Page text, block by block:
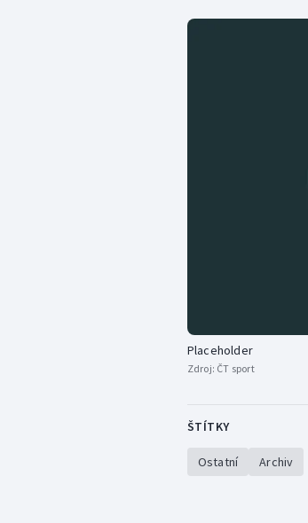
Placeholder
Zdroj: ČT sport
ŠTÍTKY
Ostatní Archiv